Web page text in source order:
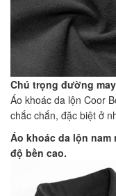
Chú trọng đường
Áo khoác da lộn Coor
chắc chắn, đặc biệt ở
Áo khoác da lộn nam
độ bền cao.